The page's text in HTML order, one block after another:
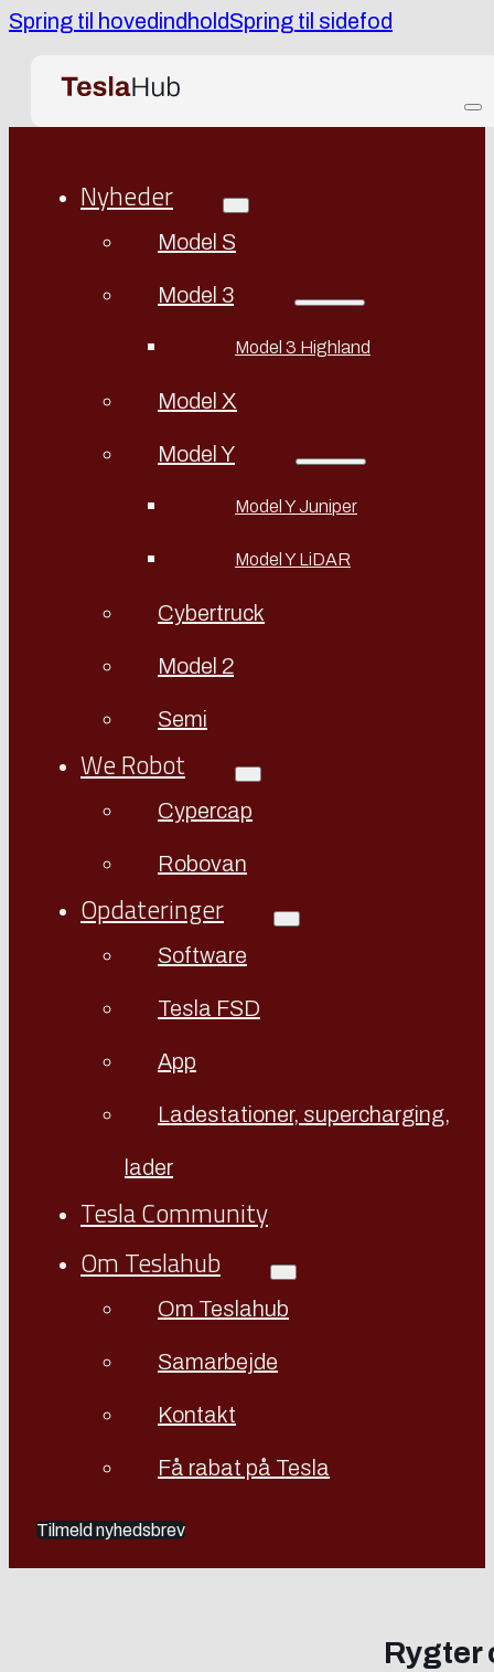
Spring til hovedindholdSpring til sidefod
Nyheder
Model S
Model 3
Model 3 Highland
Model X
Model Y
Model Y Juniper
Model Y LiDAR
Cybertruck
Model 2
Semi
We Robot
Cypercap
Robovan
Opdateringer
Software
Tesla FSD
App
Ladestationer, supercharging,
lader
Tesla Community
Om Teslahub
Om Teslahub
Samarbejde
Kontakt
Få rabat på Tesla
Tilmeld nyhedsbrev
Rygter